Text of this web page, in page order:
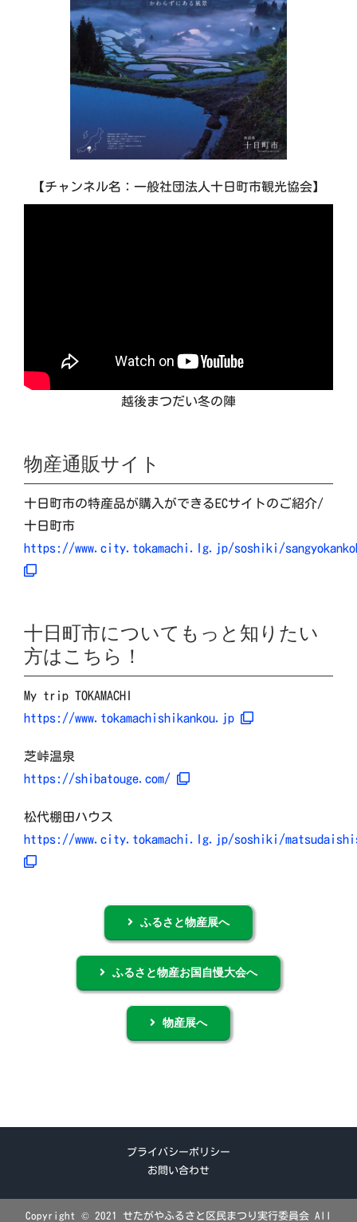
中学校様に供給するなど新たな交流も生まれていま
市内には、世田谷区協定保養施設として、絶景の露天
風呂で人気の「まつだい芝峠温泉『雲海』」とワーケ
ーションにも対応した「松代棚田ハウス」の2施設が
あり、年間通じて区民の皆様からご利用いただき交流
を深めています。
【チャンネル名：一般社団法人十日町市観光協会】
越後まつだい冬の陣
物産通販サイト
十日町市の特産品が購入ができるECサイトのご紹介/
十日町市
https://www.city.tokamachi.lg.jp/soshiki/
十日町市についてもっと知りたい
方はこちら！
My trip TOKAMACHI
https://www.tokamachishikankou.jp
芝峠温泉
https://shibatouge.com/
松代棚田ハウス
https://www.city.tokamachi.lg.jp/soshiki/
ふるさと物産展へ
ふるさと物産お国自慢大会へ
物産展へ
プライバシーポリシー
お問い合わせ
Copyright © 2021 せたがやふるさと区民まつり実行委員会 All